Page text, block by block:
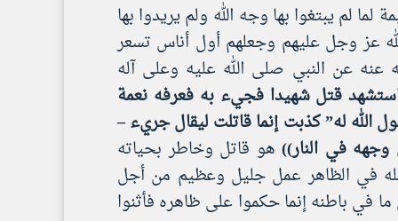
لم يبتغوا بها وجه الله ولم يريدوا بها
عز وجل عليهم وجعلهم أول أناس تسعر
عن النبي صلى الله عليه وعلى آله
قتل شهيدا فجيء به فعرفه نعمة
له” كذبت إنما قاتلت ليقال جريء –
في النار)) هو قاتل وخاطر بحياته
في الظاهر عمل جليل وعظيم من أجل
في باطنه إنما حكموا على ظاهره فأثنوا